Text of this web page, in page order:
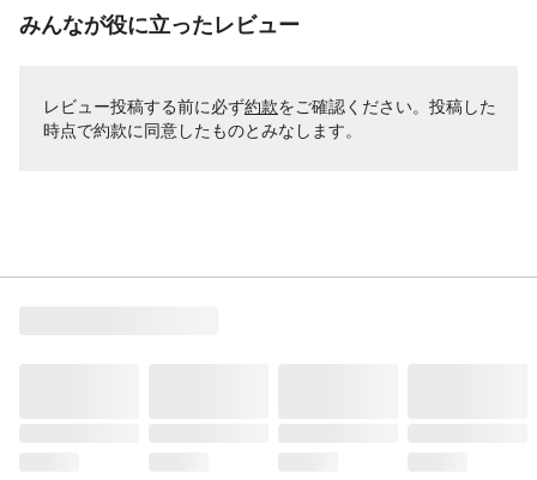
みんなが役に立ったレビュー
レビュー投稿する前に必ず約款をご確認ください。投稿した
時点で約款に同意したものとみなします。